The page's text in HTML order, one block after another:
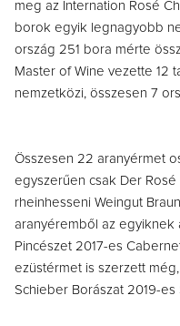
meg az Internation Rosé
borok egyik legnagyobb
ország 251 bora mérte
Master of Wine vezette 12
nemzetközi, összesen 7
Összesen 22 aranyérmet
egyszerűen csak Der
rheinhesseni Weingut
aranyéremből az egyiknek
Pincészet 2017-es
ezüstérmet is szerzett
Schieber Borászat 2019-